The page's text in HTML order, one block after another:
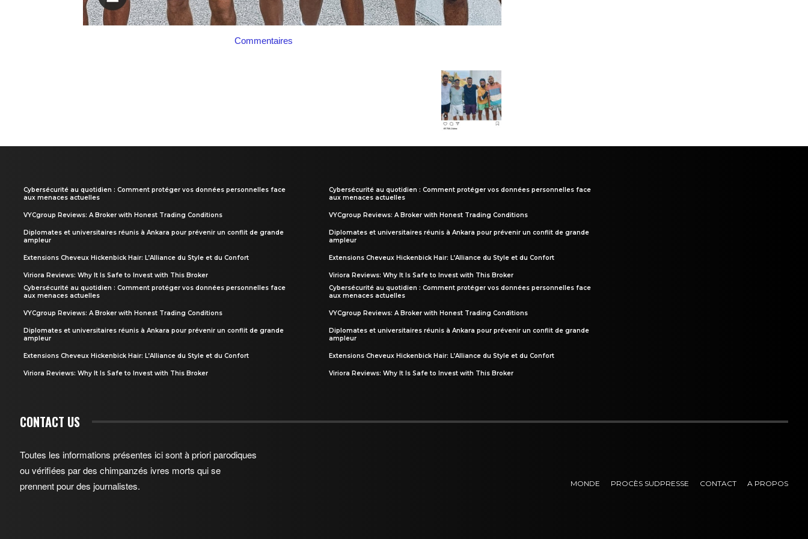
Commentaires
Cybersécurité au quotidien : Comment protéger vos données personnelles face
aux menaces actuelles
VYCgroup Reviews: A Broker with Honest Trading Conditions
Diplomates et universitaires réunis à Ankara pour prévenir un conflit de grande
ampleur
Extensions Cheveux Hickenbick Hair: L’Alliance du Style et du Confort
Viriora Reviews: Why It Is Safe to Invest with This Broker
Cybersécurité au quotidien : Comment protéger vos données personnelles face
aux menaces actuelles
VYCgroup Reviews: A Broker with Honest Trading Conditions
Diplomates et universitaires réunis à Ankara pour prévenir un conflit de grande
ampleur
Extensions Cheveux Hickenbick Hair: L’Alliance du Style et du Confort
Viriora Reviews: Why It Is Safe to Invest with This Broker
Cybersécurité au quotidien : Comment protéger vos données personnelles face
aux menaces actuelles
VYCgroup Reviews: A Broker with Honest Trading Conditions
Diplomates et universitaires réunis à Ankara pour prévenir un conflit de grande
ampleur
Extensions Cheveux Hickenbick Hair: L’Alliance du Style et du Confort
Viriora Reviews: Why It Is Safe to Invest with This Broker
Cybersécurité au quotidien : Comment protéger vos données personnelles face
aux menaces actuelles
VYCgroup Reviews: A Broker with Honest Trading Conditions
Diplomates et universitaires réunis à Ankara pour prévenir un conflit de grande
ampleur
Extensions Cheveux Hickenbick Hair: L’Alliance du Style et du Confort
Viriora Reviews: Why It Is Safe to Invest with This Broker
CONTACT US
Toutes les informations présentes ici sont à priori parodiques
ou vérifiées par des chimpanzés ivres morts qui se
prennent pour des journalistes.
MONDE PROCÈS SUDPRESSE CONTACT A PROPOS